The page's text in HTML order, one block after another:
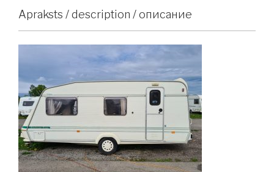
Apraksts / description / описание